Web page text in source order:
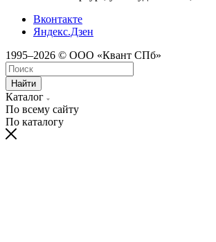
Вконтакте
Яндекс.Дзен
1995–2026 © ООО «Квант СПб»
Найти
Каталог
По всему сайту
По каталогу